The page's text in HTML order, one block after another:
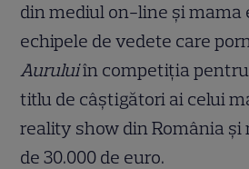
din mediul on-line și mama
echipele de vedete care
Auruluiîn competiția
titlu de câștigători ai celui
reality show din România și
de 30.000 de euro.